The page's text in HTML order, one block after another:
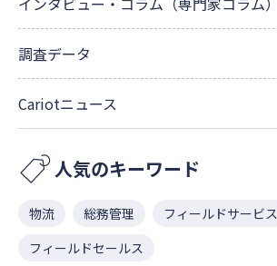
調査データ
Cariotニュース
人気のキーワード
物流 総務管理
フィールドサービス
フィールドセールス